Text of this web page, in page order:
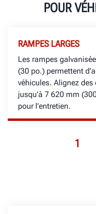
POUR
1
RAMPES LARGES
Les rampes
(30 po.) permettent
véhicules. Alignez
jusqu’à 7 620 mm
pour l’entretien.